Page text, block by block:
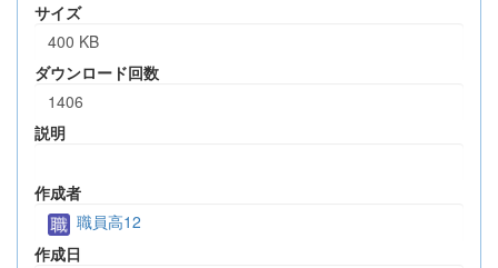
サイズ
400 KB
ダウンロード回数
1406
説明
作成者
職員高12
作成日